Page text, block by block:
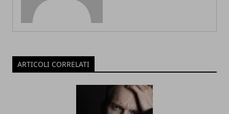
ARTICOLI CORRELATI